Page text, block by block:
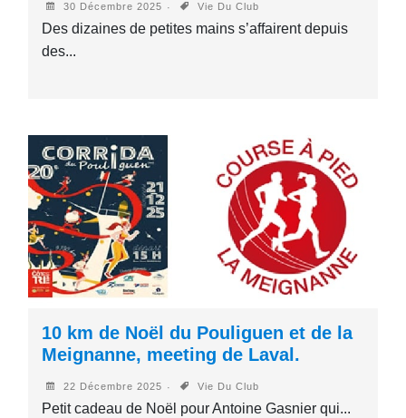
30 Décembre 2025 Vie Du Club
Des dizaines de petites mains s’affairent depuis
des...
10 km de Noël du Pouliguen et de la
Meignanne, meeting de Laval.
22 Décembre 2025 Vie Du Club
Petit cadeau de Noël pour Antoine Gasnier qui...